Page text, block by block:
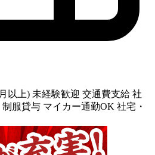
以上) 未経験歓迎 交通費支給 社
制服貸与 マイカー通勤OK 社宅・